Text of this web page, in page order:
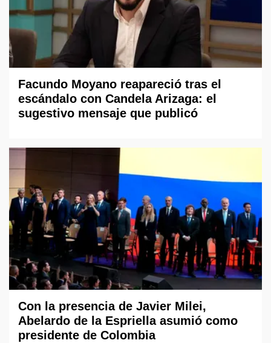
Facundo Moyano reapareció tras el
escándalo con Candela Arizaga: el
sugestivo mensaje que publicó
Con la presencia de Javier Milei,
Abelardo de la Espriella asumió como
presidente de Colombia